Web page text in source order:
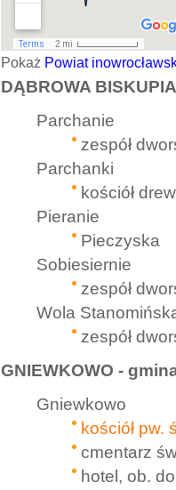
Pokaż Powiat
DĄBROWA
Parchanie
zespół
Parchanki
kościół
Pieranie
Pieczyska
Sobiesiernie
zespół
Wola
zespół
GNIEWKOWO -
Gniewkowo
kościół pw.
cmentarz
hotel, ob.